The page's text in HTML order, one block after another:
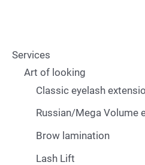
Services
Art of looking
Classic eyelash
Russian/Mega Volume
Brow lamination
Lash Lift